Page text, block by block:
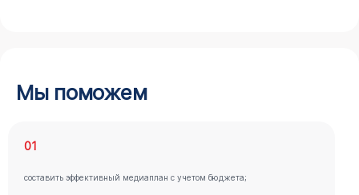
Мы поможем
01
составить эффективный медиаплан с учетом бюджета;